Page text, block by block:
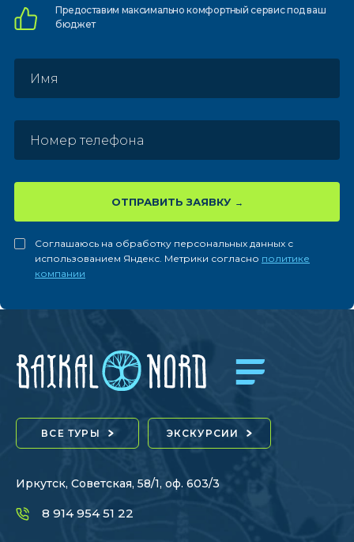
Предоставим максимально комфортныйсервис под ваш
бюджет
ОТПРАВИТЬ ЗАЯВКУ
Соглашаюсь на обработку персональных данных с
использованием Яндекс. Метрики согласно политике
компании
ВСЕ ТУРЫ ЭКСКУРСИИ
Иркутск, Советская, 58/1, оф. 603/3
8 914 954 51 22